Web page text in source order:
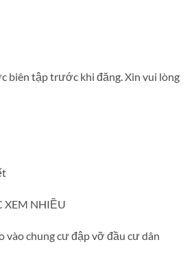
biên tập trước khi đăng. Xin vui lòng
NHIỀU
vào chung cư đập vỡ đầu cư dân